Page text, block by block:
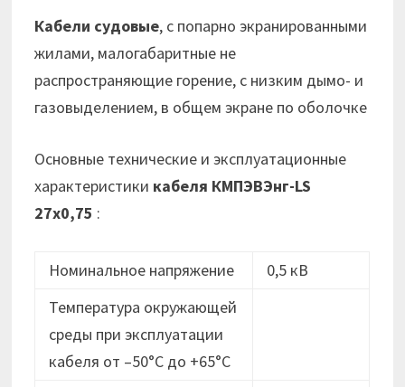
Кабели судовые, с попарно экранированными
жилами, малогабаритные не
распространяющие горение, с низким дымо- и
газовыделением, в общем экране по оболочке
Основные технические и эксплуатационные
характеристики кабеля КМПЭВЭнг-LS
27х0,75 :
Номинальное напряжение
0,5 кВ
Температура окружающей
среды при эксплуатации
кабеля от –50°C до +65°C